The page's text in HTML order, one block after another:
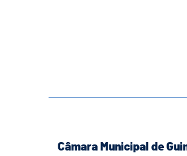
Câmara Municipal de